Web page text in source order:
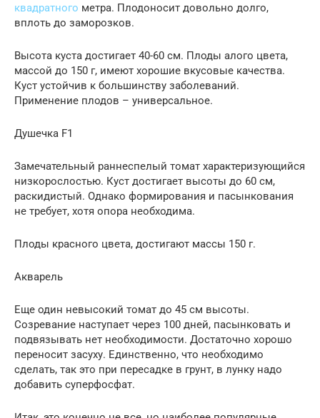
квадратного метра. Плодоносит довольно долго,
вплоть до заморозков.
Высота куста достигает 40-60 см. Плоды алого цвета,
массой до 150 г, имеют хорошие вкусовые качества.
Куст устойчив к большинству заболеваний.
Применение плодов – универсальное.
Душечка F1
Замечательный раннеспелый томат характеризующийся
низкорослостью. Куст достигает высоты до 60 см,
раскидистый. Однако формирования и пасынкования
не требует, хотя опора необходима.
Плоды красного цвета, достигают массы 150 г.
Акварель
Еще один невысокий томат до 45 см высоты.
Созревание наступает через 100 дней, пасынковать и
подвязывать нет необходимости. Достаточно хорошо
переносит засуху. Единственно, что необходимо
сделать, так это при пересадке в грунт, в лунку надо
добавить суперфосфат.